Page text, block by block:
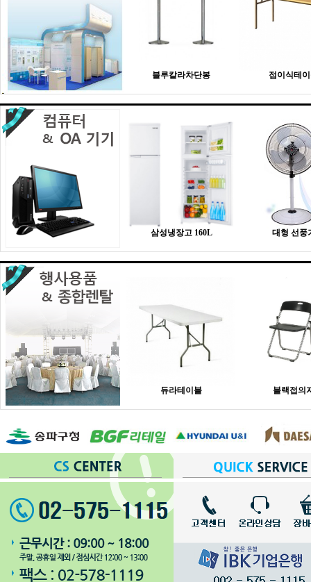
블루칼라차단봉 접이식테
삼성냉장고 160L 대형 선풍
듀라테이블 블랙접의